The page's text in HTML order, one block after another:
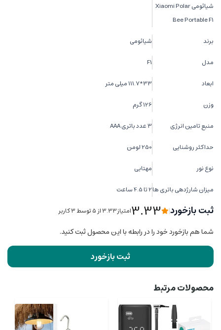
شیائومی Xiaomi Polar
Bee Portable F1
برند شیائومی
مدل F1
ابعاد 33*111.7 میلی متر
وزن 126 گرم
منبع تامین انرژی 3 عدد باتری AAA
حداکثر روشنایی 250 لومن
نوع نور مهتابی
میزان شارژدهی باتری ها2 تا 4.5 ساعت
ثبت بازخورد|
3.33امتیاز3.33 از ۵ توسط 3 کاربر
شما هم بازخورد خود را در رابطه با این محصول ثبت کنید.
ثبت بازخورد
محصولات مرتبط